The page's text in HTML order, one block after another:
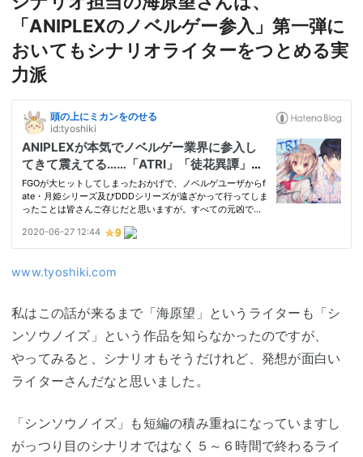
「ANIPLEXのノベルゲー参入」第一弾に
おいてもシナリオライターをつとめる実
力派
www.tyoshiki.com
私はこの話が来るまで「海原望」というライターも「シ
ンソウノイズ」という作品を知らなかったのですが、
やってみると、シナリオもそうだけれど、発想が面白い
ライターさんだなと思いました。
「シンソウノイズ」も短編の積み重ねになっていますし
がっつり目のシナリオではなく５～６時間で終わるライ